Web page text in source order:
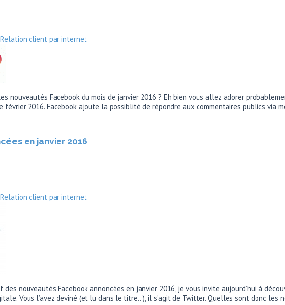
Relation client par internet
nouveautés Facebook du mois de janvier 2016 ? Eh bien vous allez adorer
février 2016. Facebook ajoute la possiblité de répondre aux commentaires publics via
en janvier 2016
Relation client par internet
nouveautés Facebook annoncées en janvier 2016, je vous invite aujourd’hui à
Vous l’avez deviné (et lu dans le titre…), il s’agit de Twitter. Quelles sont donc les